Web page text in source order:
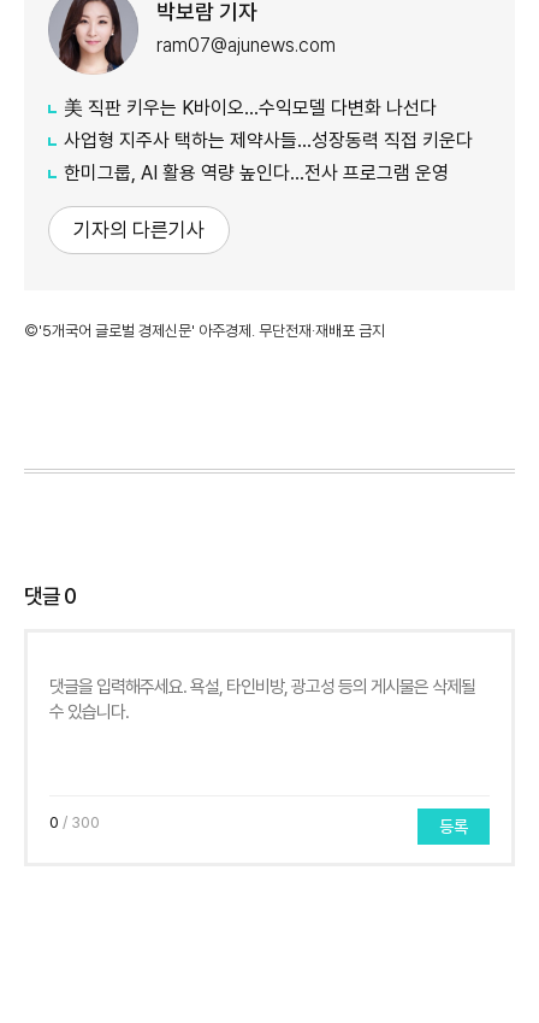
박보람 기자
ram07@ajunews.com
美 직판 키우는 K바이오…수익모델 다변화 나선다
사업형 지주사 택하는 제약사들…성장동력 직접 키운다
한미그룹, AI 활용 역량 높인다…전사 프로그램 운영
기자의 다른기사
©'5개국어 글로벌 경제신문' 아주경제. 무단전재·재배포 금지
댓글0
0 / 300 등록